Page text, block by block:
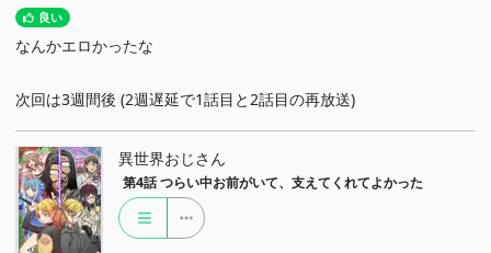
良い
なんかエロかったな
次回は3週間後 (2週遅延で1話目と2話目の再放送)
異世界おじさん
第4話 つらい中お前がいて、支えてくれてよかった